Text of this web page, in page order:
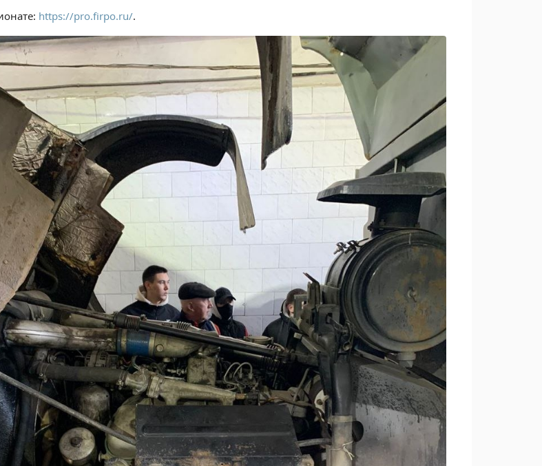
https://pro.firpo.ru/.